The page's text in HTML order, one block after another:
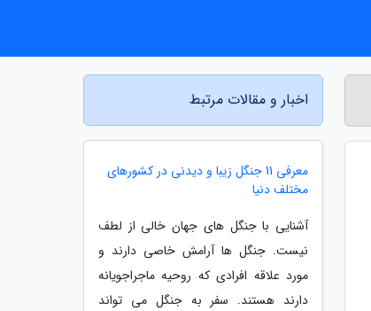
اخبار و مقالات مرتبط
معرفی 11 جنگل زیبا و دیدنی در کشورهای
مختلف دنیا
آشنایی با جنگل های جهان خالی از لطف
نیست. جنگل ها آرامش خاصی دارند و
مورد علاقه افرادی که روحیه ماجراجویانه
دارند هستند. سفر به جنگل می تواند